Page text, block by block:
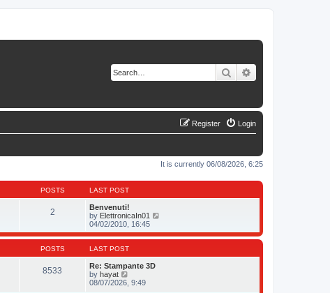
Search
Login
Register
It is currently 06/08/2026, 6:25
POSTS LAST POST
2
Benvenuti!
by ElettronicaIn01
e
w
h
04/02/2010, 16:45
POSTS LAST POST
8533
Re: Stampante 3D
by hayat
08/07/2026, 9:49